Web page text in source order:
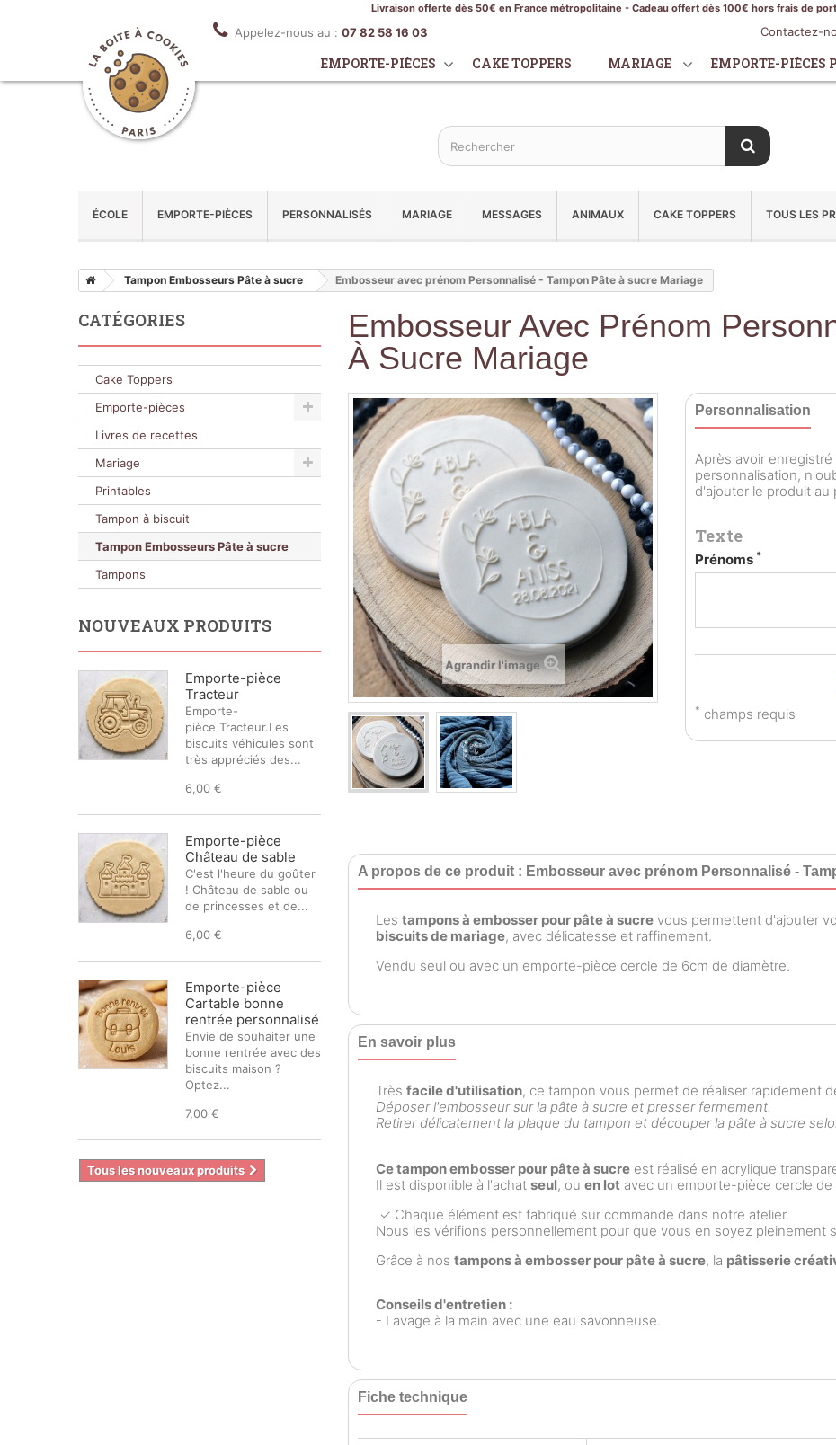
Livraison offerte dès 50€ en France métropolitaine - Cadeau offert dès 100€ hors frais de port
Contactez-
Appelez-nous au : 07 82 58 16 03
EMPORTE-PIÈCES CAKE TOPPERS MARIAGE EMPORTE-PIÈCES
ÉCOLE EMPORTE-PIÈCES PERSONNALISÉS MARIAGE MESSAGES ANIMAUX CAKE TOPPERS TOUS LES
Tampon Embosseurs Pâte à sucre Embosseur avec prénom Personnalisé - Tampon Pâte à sucre Mariage
Embosseur Avec Prénom
À Sucre Mariage
Agrandir l'image
Personnalisation
Après avoir enregistré
personnalisation,
d'ajouter le produit au
Texte
Prénoms *
* champs requis
A propos de ce produit : Embosseur avec prénom Personnalisé -
Les tampons à embosser pour pâte à sucre vous permettent d'ajouter
biscuits de mariage, avec délicatesse et raffinement.
Vendu seul ou avec un emporte-pièce cercle de 6cm de diamètre.
En savoir plus
Très facile d'utilisation, ce tampon vous permet de réaliser rapidement
Déposer l'embosseur sur la pâte à sucre et presser fermement.
Retirer délicatement la plaque du tampon et découper la pâte à sucre
Ce tampon embosser pour pâte à sucre est réalisé en acrylique
Il est disponible à l'achat seul, ou en lot avec un emporte-pièce cercle de
✓ Chaque élément est fabriqué sur commande dans notre atelier.
Nous les vérifions personnellement pour que vous en soyez pleinement
Grâce à nos tampons à embosser pour pâte à sucre, la pâtisserie
Conseils d'entretien :
- Lavage à la main avec une eau savonneuse.
Fiche technique
CATÉGORIES
Cake Toppers
Emporte-pièces
Livres de recettes
Mariage
Printables
Tampon à biscuit
Tampon Embosseurs Pâte à sucre
Tampons
NOUVEAUX PRODUITS
Emporte-pièce
Tracteur
Emporte-
pièce Tracteur.Les
biscuits véhicules sont
très appréciés des...
6,00 €
Emporte-pièce
Château de sable
C'est l'heure du goûter
! Château de sable ou
de princesses et de...
6,00 €
Emporte-pièce
Cartable bonne
rentrée personnalisé
Envie de souhaiter une
bonne rentrée avec des
biscuits maison ?
Optez...
7,00 €
Tous les nouveaux produits